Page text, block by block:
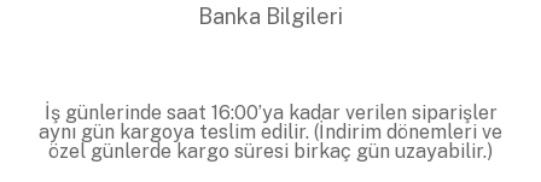
Banka Bilgileri
İş günlerinde saat 16:00’ya kadar verilen siparişler
aynı gün kargoya teslim edilir. (İndirim dönemleri ve
özel günlerde kargo süresi birkaç gün uzayabilir.)